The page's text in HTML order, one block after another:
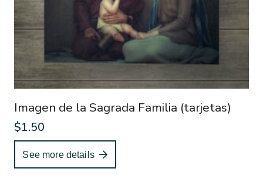
Imagen de la Sagrada Familia (tarjetas)
$1.50
See more details